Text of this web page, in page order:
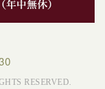
時
RESERVED.